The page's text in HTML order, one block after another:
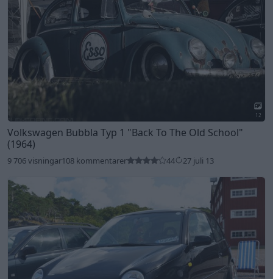
12
Volkswagen Bubbla Typ 1 "Back To The Old School"
(1964)
9 706 visningar108 kommentarer 44 27 juli 13